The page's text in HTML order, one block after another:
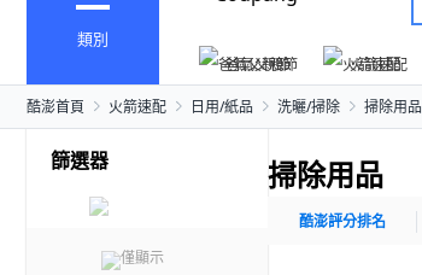
類別
爸氣父親節 火箭速配
酷澎首頁 火箭速配 日用/紙品 洗曬/掃除 掃除用品
篩選器
僅顯示
掃除用品
酷澎評分排名